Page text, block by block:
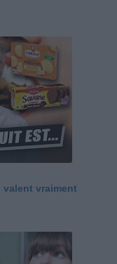
valent vraiment